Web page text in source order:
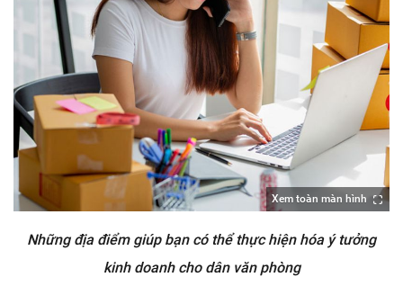
Xem toàn màn hình
Những địa điểm giúp bạn có thể thực hiện hóa ý tưởng
kinh doanh cho dân văn phòng